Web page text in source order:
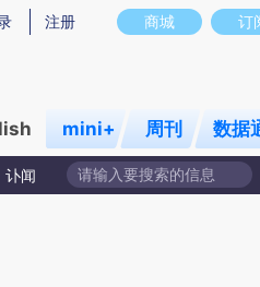
图存在偏差。不代表财新观点和立场。
商城 订
注册
mini+ 周刊 数据
讣闻